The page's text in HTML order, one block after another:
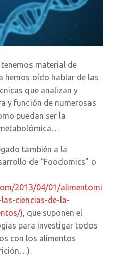
material de
hemos oído hablar de las
que analizan y
y función de numerosas
puedan ser la
también a la
de “Foodomics” o
2013/04/01/alimentomi
ciencias-de-la-
), que suponen el
para investigar todos
con los alimentos